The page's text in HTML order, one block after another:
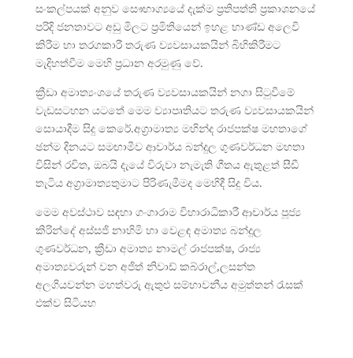
සංකල්පයක් අනුව සෞභාග්‍යයේ දැක්ම ප්‍රතිපත්ති ප්‍රකාශනයේ
පරිදි ජනතාවට අඩු මිලට ප්‍රමිතියෙන් ඉහළ භාණ්ඩ අලෙවි
කිරීම හා තරගකාරී තරුණ ව්‍යවසායකයින් බිහිකිරීමට
මැදිහත්වීම මෙහි ප්‍රධාන අරමුණු වේ.
ක්‍රීඩා අමාත්‍යංශයේ තරුණ ව්‍යවසායකයින් නගා සිටුවීමේ
වැඩසටහන යටතේ මෙම ව්‍යාපෘතියට තරුණ ව්‍යවසායකයින්
සොයාදීම සිදු කෙරේ.අග්‍රාමාත්‍ය මහින්ද රාජපක්ෂ මහතාගේ
ඡන්ම දිනයට සමඟාමීව ආචාර්ය බන්දුල ගුණවර්ධන මහතා
විසින් රචිත, ඔබයි දැයේ විරුවා නැමැති ගීතය ඇතුළත් සීඩී
තැටිය අග්‍රාමාත්‍යතුමාට පිරිණැමීමද මෙහිදී සිදු විය.
මෙම අවස්ථාව සඳහා ගංගාරාම විහාරාධිකාරී ආචාර්ය පූජ්‍ය
කිරින්දේ අස්සජි නාහිමි හා වෙළඳ අමාත්‍ය බන්දුල
ගුණවර්ධන, ක්‍රීඩා අමාත්‍ය නාමල් රාජපක්ෂ, රාජ්‍ය
අමාත්‍යවරුන් වන අජිත් නිවාඩ් කබ්රාල්,ලසන්ත
අලගියවන්න මහත්වරු ඇතුළු සම්භාවනීය අමුත්තන් රැසක්
එක්ව සිටියහ